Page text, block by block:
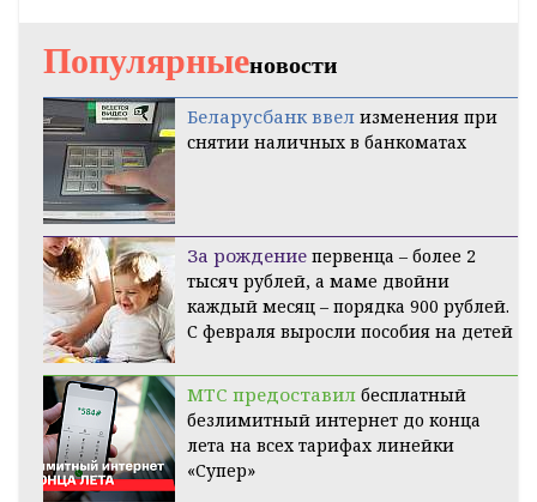
Популярныеновости
Беларусбанк ввел изменения при
снятии наличных в банкоматах
За рождение первенца – более 2
тысяч рублей, а маме двойни
каждый месяц – порядка 900 рублей.
С февраля выросли пособия на детей
МТС предоставил бесплатный
безлимитный интернет до конца
лета на всех тарифах линейки
«Супер»